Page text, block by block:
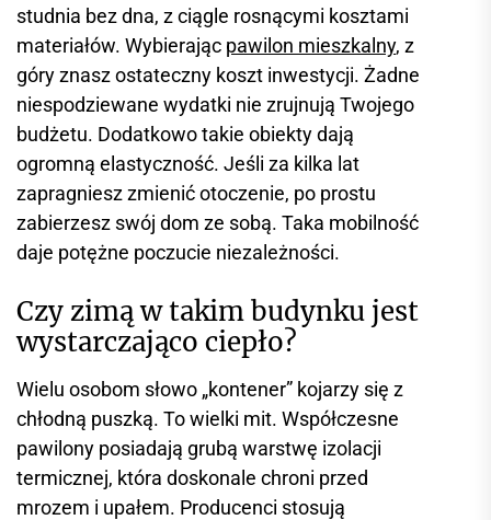
studnia bez dna, z ciągle rosnącymi kosztami
materiałów. Wybierając pawilon mieszkalny, z
góry znasz ostateczny koszt inwestycji. Żadne
niespodziewane wydatki nie zrujnują Twojego
budżetu. Dodatkowo takie obiekty dają
ogromną elastyczność. Jeśli za kilka lat
zapragniesz zmienić otoczenie, po prostu
zabierzesz swój dom ze sobą. Taka mobilność
daje potężne poczucie niezależności.
Czy zimą w takim budynku jest
wystarczająco ciepło?
Wielu osobom słowo „kontener” kojarzy się z
chłodną puszką. To wielki mit. Współczesne
pawilony posiadają grubą warstwę izolacji
termicznej, która doskonale chroni przed
mrozem i upałem. Producenci stosują